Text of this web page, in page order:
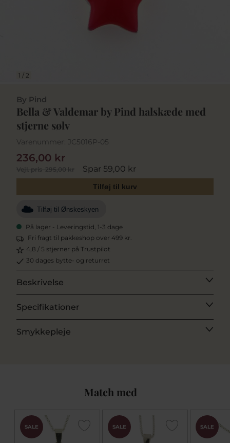
1 / 2
By Pind
Bella & Valdemar by Pind halskæde med
stjerne sølv
Varenummer: JC5016P-05
Vejl. pris295,00 kr Spar 59,00 kr
236,00 kr
Tilføj til kurv
Tilføj til Ønskeskyen
På lager - Leveringstid, 1-3 dage
Fri fragt til pakkeshop over 499 kr.
4,8 / 5 stjerner på Trustpilot
30 dages bytte- og returret
Beskrivelse
Specifikationer
Smykkepleje
Match med
SALE SALE SALE